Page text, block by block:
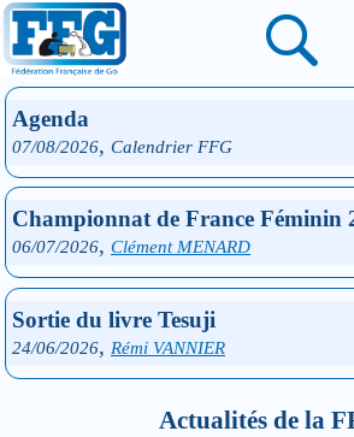
Agenda
07/08/2026, Calendrier FFG
Championnat de France Féminin
06/07/2026, Clément MENARD
Sortie du livre Tesuji
24/06/2026, Rémi VANNIER
Actualités de la